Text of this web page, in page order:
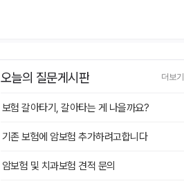
오늘의 질문게시판 더보기
보험 갈아타기, 갈아타는 게 나을까요?
기존 보험에 암보험 추가하려고합니다
암보험 및 치과보험 견적 문의